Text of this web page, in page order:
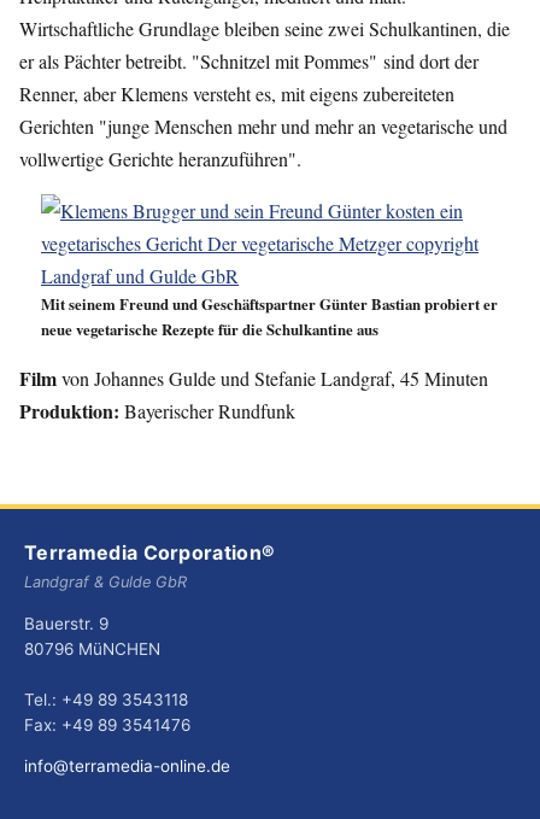
Wirtschaftliche Grundlage bleiben seine zwei Schulkantinen, die
er als Pächter betreibt. "Schnitzel mit Pommes" sind dort der
Renner, aber Klemens versteht es, mit eigens zubereiteten
Gerichten "junge Menschen mehr und mehr an vegetarische und
vollwertige Gerichte heranzuführen".
Mit seinem Freund und Geschäftspartner Günter Bastian probiert er
neue vegetarische Rezepte für die Schulkantine aus
Filmvon Johannes Gulde und Stefanie Landgraf, 45 Minuten
Produktion: Bayerischer Rundfunk
Terramedia Corporation®
Landgraf & Gulde GbR
Bauerstr. 9
80796 MüNCHEN
Tel.: +49 89 3543118
Fax: +49 89 3541476
info@terramedia-online.de